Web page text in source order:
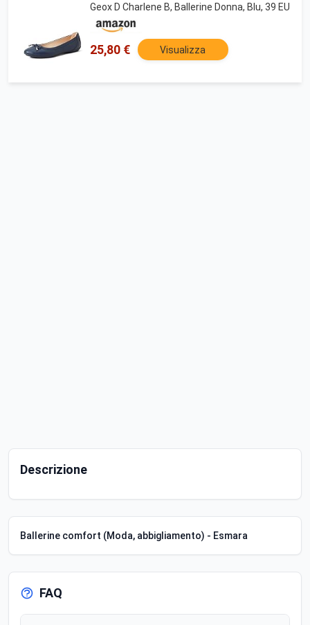
Geox D Charlene B, Ballerine Donna, Blu, 39 EU
25,80 € Visualizza
Descrizione
Ballerine comfort (Moda, abbigliamento) - Esmara
FAQ